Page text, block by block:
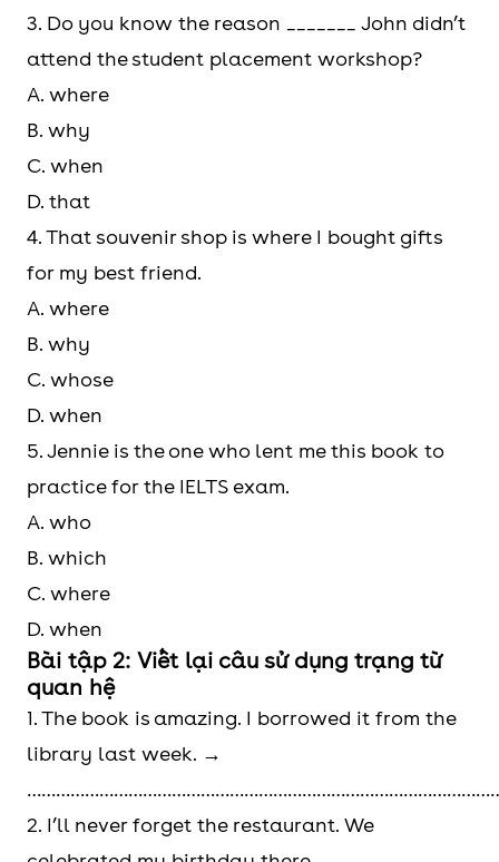
Ví dụ
Monday was
problem.
The movie which
3. Do you know the reason _______ John didn’t
attend the student placement workshop?
A. where
B. why
C. when
D. that
4. That souvenir shop is where I bought gifts
for my best friend.
A. where
B. why
C. whose
D. when
5. Jennie is the one who lent me this book to
practice for the IELTS exam.
A. who
B. which
C. where
D. when
Bài tập 2: Viết lại câu sử dụng trạng từ
quan hệ
1. The book is amazing. I borrowed it from the
library last week. →
2. I’ll never forget the restaurant. We